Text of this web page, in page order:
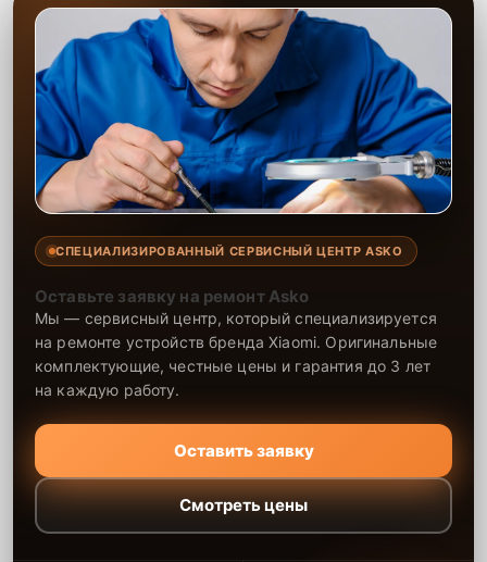
СПЕЦИАЛИЗИРОВАННЫЙ СЕРВИСНЫЙ ЦЕНТР ASKO
Оставьте заявку на ремонт Asko
Мы — сервисный центр, который специализируется
на ремонте устройств бренда Xiaomi. Оригинальные
комплектующие, честные цены и гарантия до 3 лет
на каждую работу.
Оставить заявку
Смотреть цены